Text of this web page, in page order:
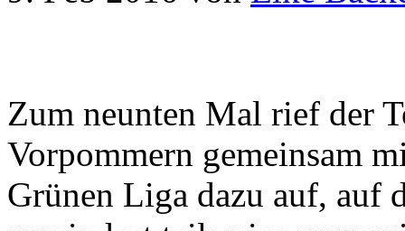
Zum neunten Mal rief der
Vorpommern gemeinsam
Grünen Liga dazu auf, auf